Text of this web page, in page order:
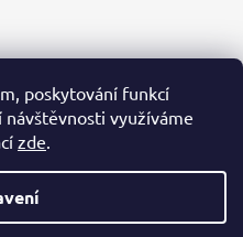
poskytování funkcí
návštěvnosti využíváme
zde.